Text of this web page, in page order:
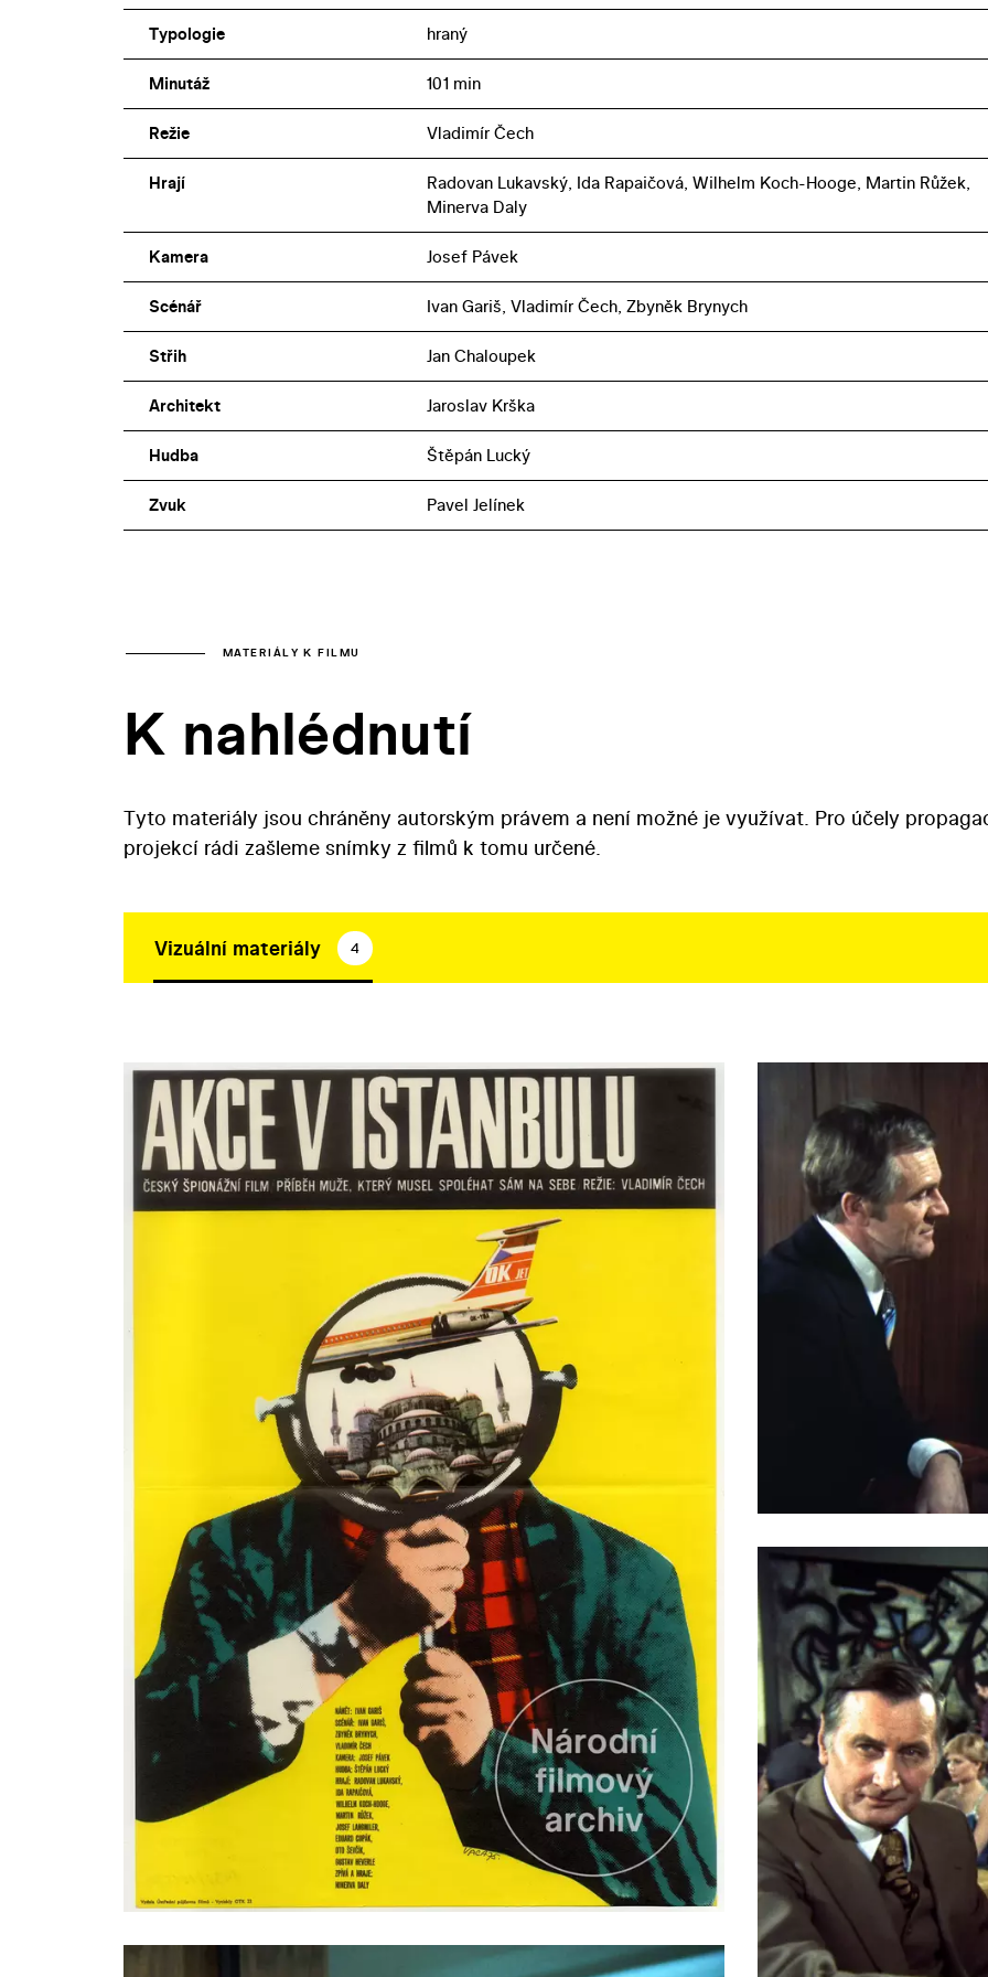
Typologie hraný
Minutáž 101 min
Režie Vladimír Čech
Hrají
Radovan Lukavský, Ida Rapaičová, Wilhelm Koch-Hooge, Martin Růžek,
Minerva Daly
Kamera Josef Pávek
Scénář Ivan Gariš, Vladimír Čech, Zbyněk Brynych
Střih Jan Chaloupek
Architekt Jaroslav Krška
Hudba Štěpán Lucký
Zvuk Pavel Jelínek
MATERIÁLY K FILMU
K nahlédnutí
Tyto materiály jsou chráněny autorským právem a není možné je využívat. Pro účely
projekcí rádi zašleme snímky z filmů k tomu určené.
Vizuální materiály 4